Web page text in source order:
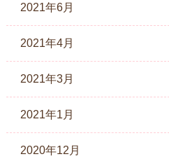
2021年6月
2021年4月
2021年3月
2021年1月
2020年12月